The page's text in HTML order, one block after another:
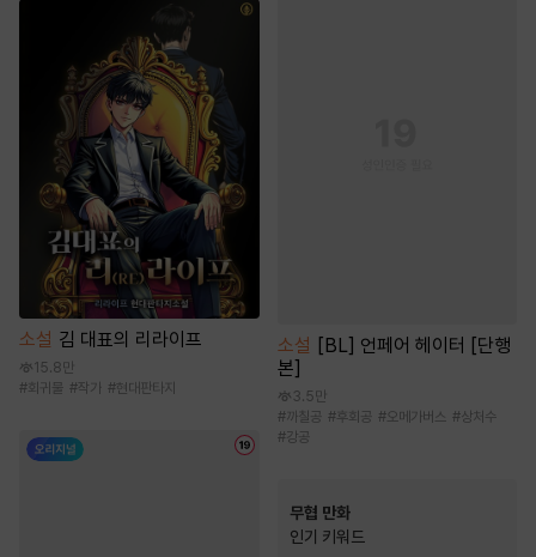
소설 김 대표의 리라이프
15.8만
#회귀물 #작가 #현대판타지
소설 [BL] 언페어 헤이터 [단행
본]
3.5만
#까칠공 #후회공 #오메가버스 #상처수
#강공
무협 만화
인기 키워드